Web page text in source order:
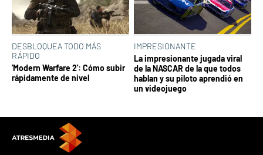
DESBLOQUEA TODO MÁS
RÁPIDO
'Modern Warfare 2': Cómo subir
rápidamente de nivel
IMPRESIONANTE
La impresionante jugada viral
de la NASCAR de la que todos
hablan y su piloto aprendió en
un videojuego